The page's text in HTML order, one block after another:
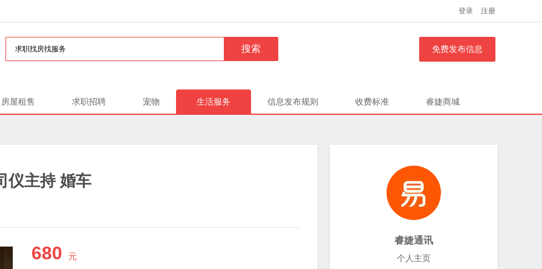
登录 注册
免费发布信息
房屋租售 求职招聘 宠物 生活服务 信息发布规则 收费标准 睿婕商城
仪主持 婚车
680 元
睿婕通讯
个人主页